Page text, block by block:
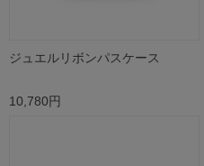
ジュエルリボンパスケース
10,780円